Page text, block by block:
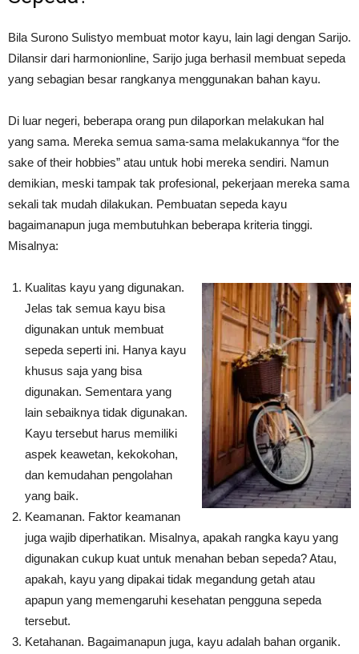
Bila Surono Sulistyo membuat motor kayu, lain lagi dengan Sarijo.
Dilansir dari harmonionline, Sarijo juga berhasil membuat sepeda
yang sebagian besar rangkanya menggunakan bahan kayu.
Di luar negeri, beberapa orang pun dilaporkan melakukan hal
yang sama. Mereka semua sama-sama melakukannya “for the
sake of their hobbies” atau untuk hobi mereka sendiri. Namun
demikian, meski tampak tak profesional, pekerjaan mereka sama
sekali tak mudah dilakukan. Pembuatan sepeda kayu
bagaimanapun juga membutuhkan beberapa kriteria tinggi.
Misalnya:
Kualitas kayu yang digunakan.
Jelas tak semua kayu bisa
digunakan untuk membuat
sepeda seperti ini. Hanya kayu
khusus saja yang bisa
digunakan. Sementara yang
lain sebaiknya tidak digunakan.
Kayu tersebut harus memiliki
aspek keawetan, kekokohan,
dan kemudahan pengolahan
yang baik.
Keamanan. Faktor keamanan
juga wajib diperhatikan. Misalnya, apakah rangka kayu yang
digunakan cukup kuat untuk menahan beban sepeda? Atau,
apakah, kayu yang dipakai tidak megandung getah atau
apapun yang memengaruhi kesehatan pengguna sepeda
tersebut.
Ketahanan. Bagaimanapun juga, kayu adalah bahan organik.